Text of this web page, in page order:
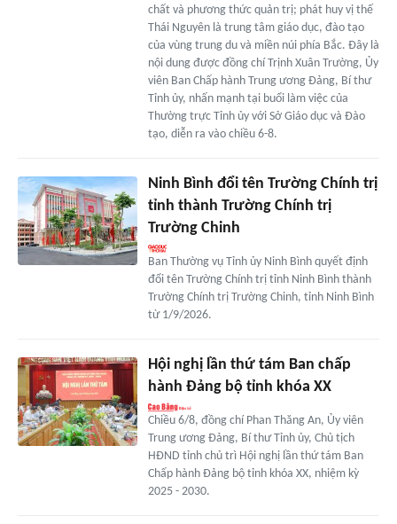
chất và phương thức quản trị; phát huy vị thế
Thái Nguyên là trung tâm giáo dục, đào tạo
của vùng trung du và miền núi phía Bắc. Đây là
nội dung được đồng chí Trịnh Xuân Trường, Ủy
viên Ban Chấp hành Trung ương Đảng, Bí thư
Tỉnh ủy, nhấn mạnh tại buổi làm việc của
Thường trực Tỉnh ủy với Sở Giáo dục và Đào
tạo, diễn ra vào chiều 6-8.
Ninh Bình đổi tên Trường Chính trị
tỉnh thành Trường Chính trị
Trường Chinh
Ban Thường vụ Tỉnh ủy Ninh Bình quyết định
đổi tên Trường Chính trị tỉnh Ninh Bình thành
Trường Chính trị Trường Chinh, tỉnh Ninh Bình
từ 1/9/2026.
Hội nghị lần thứ tám Ban chấp
hành Đảng bộ tỉnh khóa XX
Chiều 6/8, đồng chí Phan Thăng An, Ủy viên
Trung ương Đảng, Bí thư Tỉnh ủy, Chủ tịch
HĐND tỉnh chủ trì Hội nghị lần thứ tám Ban
Chấp hành Đảng bộ tỉnh khóa XX, nhiệm kỳ
2025 - 2030.